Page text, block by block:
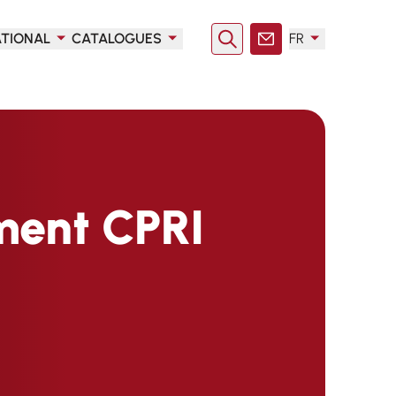
CATALOGUES Rechercher
Contact
FR
CPRI